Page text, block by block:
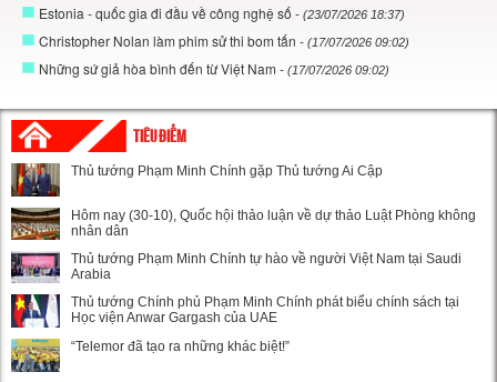
Estonia - quốc gia đi đầu về công nghệ số - (23/07/2026 18:37)
Christopher Nolan làm phim sử thi bom tấn - (17/07/2026 09:02)
Những sứ giả hòa bình đến từ Việt Nam - (17/07/2026 09:02)
TIÊU ĐIỂM
Thủ tướng Phạm Minh Chính gặp Thủ tướng Ai Cập
Hôm nay (30-10), Quốc hội thảo luận về dự thảo Luật Phòng không
nhân dân
Thủ tướng Phạm Minh Chính tự hào về người Việt Nam tại Saudi
Arabia
Thủ tướng Chính phủ Phạm Minh Chính phát biểu chính sách tại
Học viện Anwar Gargash của UAE
“Telemor đã tạo ra những khác biệt!”